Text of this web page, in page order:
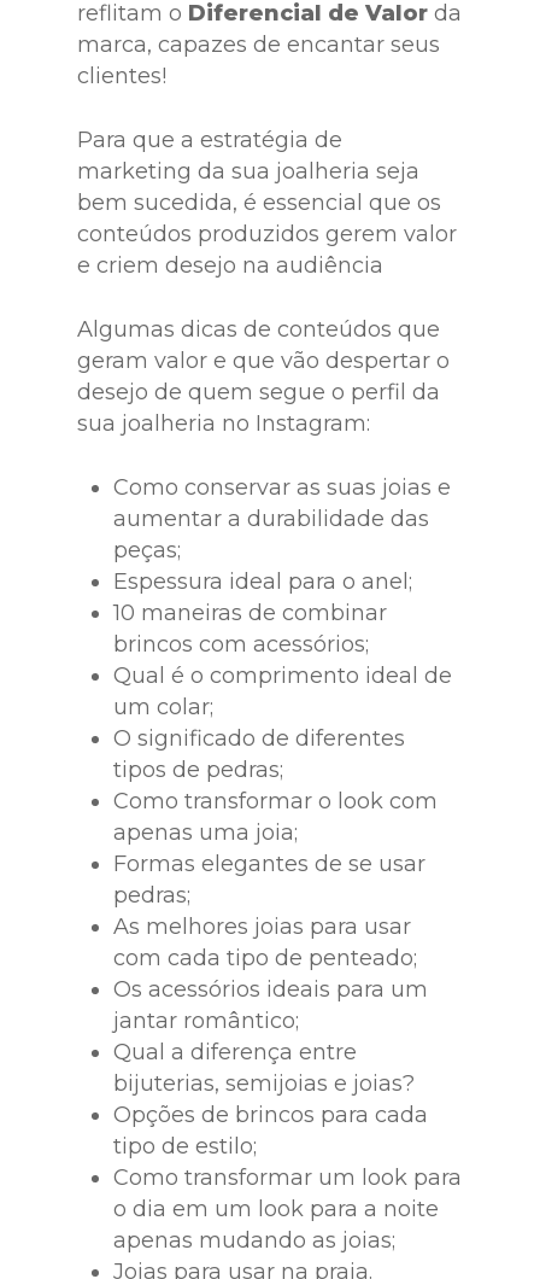
reflitam o Diferencial de Valorda
marca, capazes de encantar seus
clientes!
Para que a estratégia de
marketing da sua joalheria seja
bem sucedida, é essencial que os
conteúdos produzidos gerem valor
e criem desejo na audiência
Algumas dicas de conteúdos que
geram valor e que vão despertar o
desejo de quem segue o perfil da
sua joalheria no Instagram:
Como conservar as suas joias e
aumentar a durabilidade das
peças;
Espessura ideal para o anel;
10 maneiras de combinar
brincos com acessórios;
Qual é o comprimento ideal de
um colar;
O significado de diferentes
tipos de pedras;
Como transformar o look com
apenas uma joia;
Formas elegantes de se usar
pedras;
As melhores joias para usar
com cada tipo de penteado;
Os acessórios ideais para um
jantar romântico;
Qual a diferença entre
bijuterias, semijoias e joias?
Opções de brincos para cada
tipo de estilo;
Como transformar um look para
o dia em um look para a noite
apenas mudando as joias;
Joias para usar na praia.